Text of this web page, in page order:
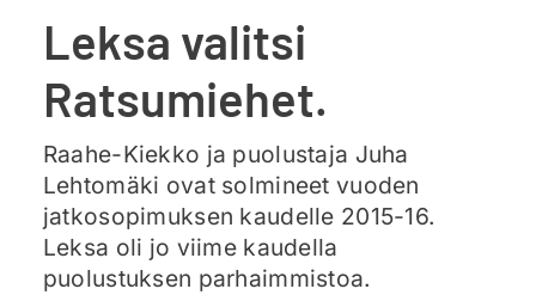
Leksa valitsi
Ratsumiehet.
Raahe-Kiekko ja puolustaja Juha
Lehtomäki ovat solmineet vuoden
jatkosopimuksen kaudelle 2015-16.
Leksa oli jo viime kaudella
puolustuksen parhaimmistoa.